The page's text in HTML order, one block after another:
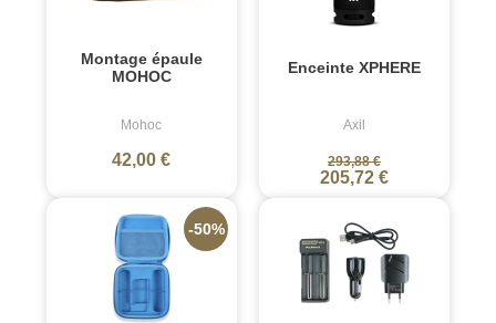
Montage épaule
MOHOC
Mohoc
42,00 €
Enceinte XPHERE
Axil
293,88 €
205,72 €
-50%